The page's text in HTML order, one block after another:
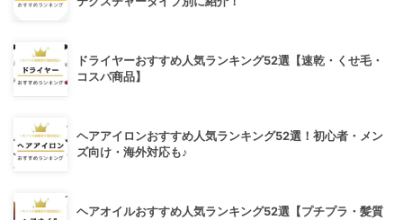
ドライヤーおすすめ人気ランキング52選【速乾・くせ毛・
コスパ商品】
ヘアアイロンおすすめ人気ランキング52選！初心者・メン
ズ向け・海外対応も♪
ヘアオイルおすすめ人気ランキング52選【プチプラ・髪質